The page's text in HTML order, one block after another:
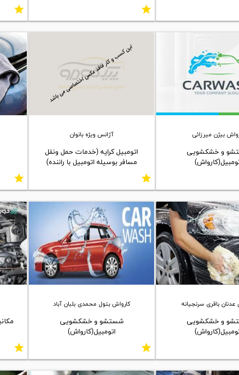
star
star
بیژن میرزائی
و خشکشویی
آژانس ویژه بانوان
اتومبیل کرایه (خدمات حمل ونقل
مسافر بوسیله اتومبیل با راننده)
star
star
عدنان باقری سرنجیانه
و خشکشویی
کارواش بتول محمدی بلبان آباد
شستشو و خشکشویی
اتومبیل(کارواش)
star
star